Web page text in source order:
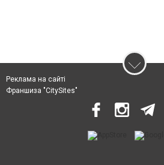
Реклама на сайті
Франшиза "CitySites"